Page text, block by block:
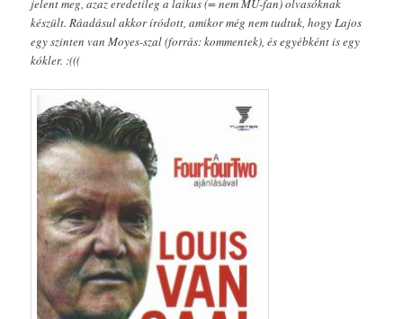
jelent meg, azaz eredetileg a laikus (= nem MU-fan) olvasóknak
készült. Ráadásul akkor íródott, amikor még nem tudtuk, hogy Lajos
egy szinten van Moyes-szal (forrás: kommentek), és egyébként is egy
kókler. :(((